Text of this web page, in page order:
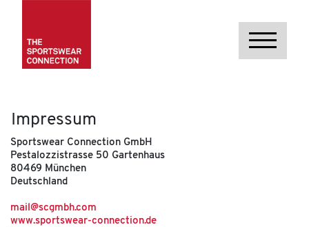
Impressum
Sportswear Connection GmbH
Pestalozzistrasse 50 Gartenhaus
80469 München
Deutschland
mail@scgmbh.com
www.sportswear-connection.de